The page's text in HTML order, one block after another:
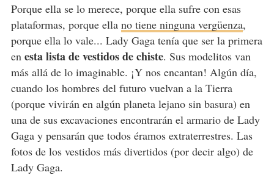
Porque ella se lo merece, porque ella sufre con esas
plataformas, porque ella no tiene ninguna vergüenza,
porque ella lo vale... Lady Gaga tenía que ser la primera
enesta lista de vestidos de chiste. Sus modelitos van
más allá de lo imaginable. ¡Y nos encantan! Algún día,
cuando los hombres del futuro vuelvan a la Tierra
(porque vivirán en algún planeta lejano sin basura) en
una de sus excavaciones encontrarán el armario de Lady
Gaga y pensarán que todos éramos extraterrestres. Las
fotos de los vestidos más divertidos (por decir algo) de
Lady Gaga.